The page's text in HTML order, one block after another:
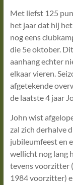
Met liefst 125
het jaar dat hij
nog eens
die 5e oktober.
aanhang echter
elkaar vieren.
afgetekende
de laatste 4 jaar
John wist
zal zich derhalve
jubileumfeest en
wellicht nog lang
tevens voorzitter
1984 voorzitter)